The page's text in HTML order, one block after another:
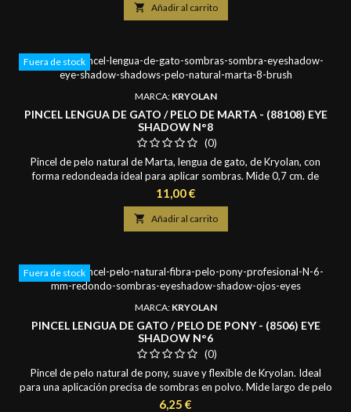
 Añadir al carrito
Fuera de stock
MARCA: KRYOLAN
PINCEL LENGUA DE GATO / PELO DE MARTA - (88108) EYE
SHADOW N°8
(0)
Pincel de pelo natural de Marta, lengua de gato, de Kryolan, con
forma redondeada ideal para aplicar sombras. Mide 0,7 cm. de
ancho y largo de pelo de 1 cm.
Precio
11,00 €
 Añadir al carrito
Fuera de stock
MARCA: KRYOLAN
PINCEL LENGUA DE GATO / PELO DE PONY - (8506) EYE
SHADOW N°6
(0)
Pincel de pelo natural de pony, suave y flexible de Kryolan. Ideal
para una aplicación precisa de sombras en polvo. Mide largo de pelo
de 0,9 cm.
Precio
6,25 €